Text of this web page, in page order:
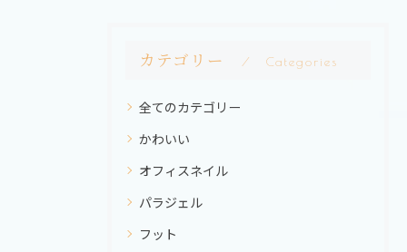
カテゴリー Categories
全てのカテゴリー
かわいい
オフィスネイル
パラジェル
フット